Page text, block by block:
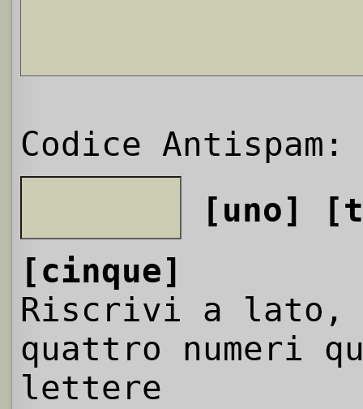
Codice Antispam:
[uno]
[cinque]
Riscrivi a
quattro numeri
lettere